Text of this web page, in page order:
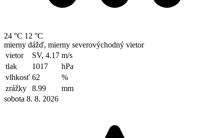
24 °C 12 °C
mierny dážď, mierny severovýchodný vietor
vietor
SV, 4.17 m/s
tlak
1017
hPa
vlhkosť 62
%
zrážky
8.99
mm
sobota 8. 8. 2026